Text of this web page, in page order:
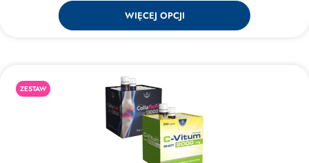
WIĘCEJ OPCJI
ZESTAW